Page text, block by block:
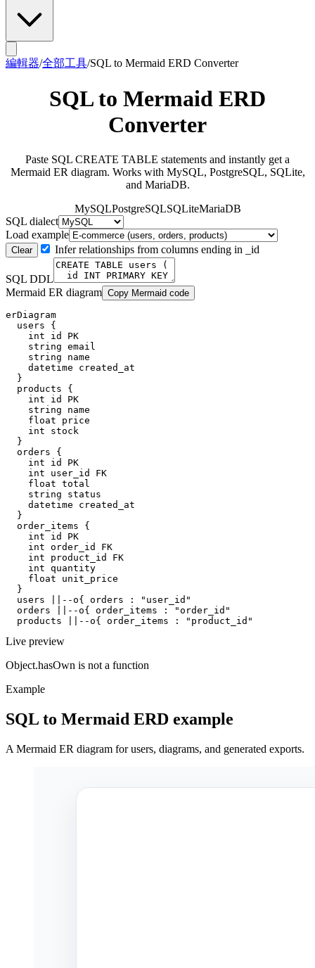
編輯器/全部工具/SQL to Mermaid ERD Converter
SQL to Mermaid ERD
Converter
Paste SQL CREATE TABLE statements and instantly get a
Mermaid ER diagram. Works with MySQL, PostgreSQL, SQLite,
and MariaDB.
MySQLPostgreSQLSQLiteMariaDB
SQL dialect
Load example
Clear Infer relationships from columns ending in _id
SQL DDL
Mermaid ER diagram Copy Mermaid code
erDiagram
  users {
    int id PK
    string email
    string name
    datetime created_at
  }
  products {
    int id PK
    string name
    float price
    int stock
  }
  orders {
    int id PK
    int user_id FK
    float total
    string status
    datetime created_at
  }
  order_items {
    int id PK
    int order_id FK
    int product_id FK
    int quantity
    float unit_price
  }
  users ||--o{ orders : "user_id"
  orders ||--o{ order_items : "order_id"
  products ||--o{ order_items : "product_id"
Live preview
Object.hasOwn is not a function
Example
SQL to Mermaid ERD example
A Mermaid ER diagram for users, diagrams, and generated exports.